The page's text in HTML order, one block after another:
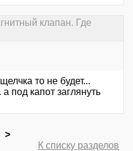
клапан. Где
то не будет...
под капот заглянуть
>
К списку разделов